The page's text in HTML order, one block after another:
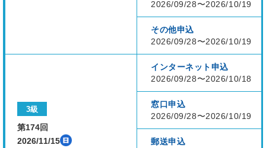
2026/09/28〜2026/10/19
その他申込
2026/09/28〜2026/10/19
3級
第174回
2026/11/15
インターネット申込
2026/09/28〜2026/10/18
窓口申込
2026/09/28〜2026/10/19
郵送申込